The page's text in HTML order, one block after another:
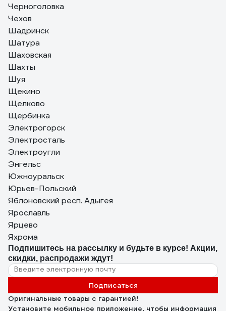
Черноголовка
Чехов
Шадринск
Шатура
Шаховская
Шахты
Шуя
Щекино
Щелково
Щербинка
Электрогорск
Электросталь
Электроугли
Энгельс
Южноуральск
Юрьев-Польский
Яблоновский респ. Адыгея
Ярославль
Ярцево
Яхрома
Подпишитесь на рассылку и будьте в курсе! Акции,
скидки, распродажи ждут!
Подписаться
Оригинальные товары с гарантией!
Установите мобильное приложение, чтобы информация